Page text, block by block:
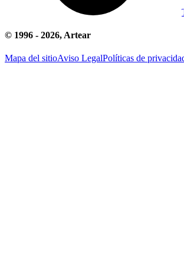
© 1996 - 2026, Artear
Mapa del sitioAviso LegalPolíticas de